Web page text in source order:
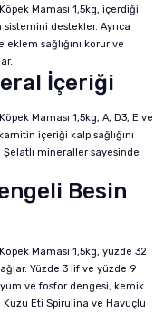
Maması 1,5kg, içerdiği
destekler. Ayrıca
sağlığını korur ve
İçeriği
Maması 1,5kg, A, D3, E ve
içeriği kalp sağlığını
mineraller sayesinde
Besin
Maması 1,5kg, yüzde 32
Yüzde 3 lif ve yüzde 9
ve fosfor dengesi, kemik
Eti Spirulina ve Havuçlu